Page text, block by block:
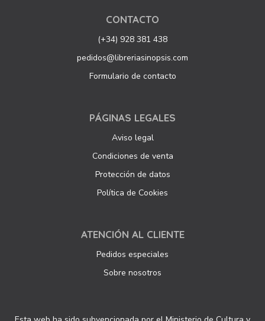
CONTACTO
(+34) 928 381 438
pedidos@libreriasinopsis.com
Formulario de contacto
PÁGINAS LEGALES
Aviso legal
Condiciones de venta
Protección de datos
Política de Cookies
ATENCIÓN AL CLIENTE
Pedidos especiales
Sobre nosotros